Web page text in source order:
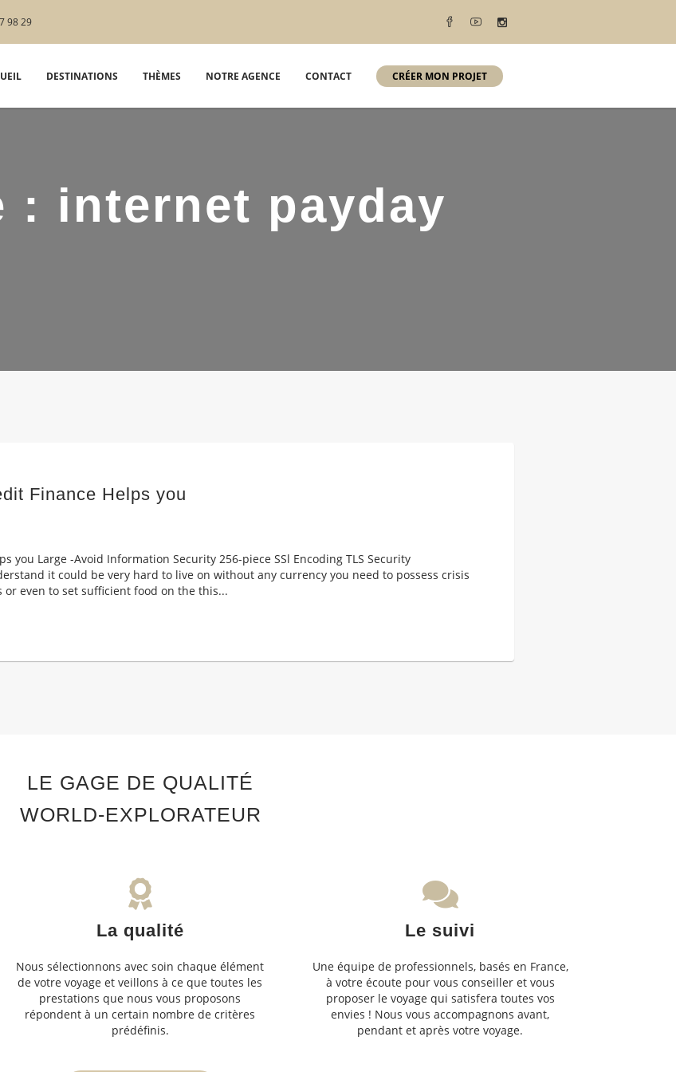
98 29
DESTINATIONS THÈMES NOTRE AGENCE CONTACT CRÉER MON PROJET
: internet payday
Finance Helps you
you Large -Avoid Information Security 256-piece SSl Encoding TLS Security
it could be very hard to live on without any currency you need to possess crisis
even to set sufficient food on the this...
LE GAGE DE QUALITÉ
WORLD-EXPLORATEUR
La qualité
Nous sélectionnons avec soin chaque élément
de votre voyage et veillons à ce que toutes les
prestations que nous vous proposons
répondent à un certain nombre de critères
prédéfinis.
Le suivi
Une équipe de professionnels, basés en France,
à votre écoute pour vous conseiller et vous
proposer le voyage qui satisfera toutes vos
envies ! Nous vous accompagnons avant,
pendant et après votre voyage.